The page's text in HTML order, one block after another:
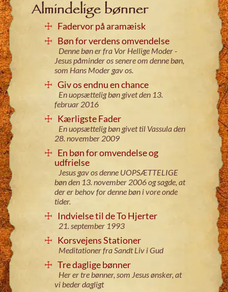
Almindelige bønner
Fadervor på aramæisk
Bøn for verdens omvendelse
Denne bøn er fra Vor Hellige Moder -
Jesus påminder os senere om denne bøn,
som Hans Moder gav os.
Giv os endnu en chance
En uopsættelig bøn givet den 13.
februar 2016
Kærligste Fader
En uopsættelig bøn givet til Vassula den
28. november 2009
En bøn for omvendelse og
udfrielse
Jesus gav os denne UOPSÆTTELIGE
bøn den 13. november 2006 og sagde, at
der er behov for denne bøn i vore onde
tider.
Indvielse til de To Hjerter
21. september 1993
Korsvejens Stationer
Meditationer fra Sandt Liv i Gud
Tre daglige bønner
Her er tre bønner, som Jesus ønsker, at
vi beder dagligt